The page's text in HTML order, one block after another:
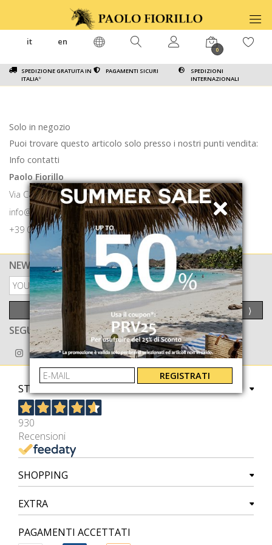
SPEDIZIONE GRATUITA IN
ITALIA*
PAGAMENTI SICURI
SPEDIZIONI
INTERNAZIONALI
it en
0
Solo in negozio
Puoi trovare questo articolo solo presso i nostri punti vendita:
Info contatti
Paolo Fiorillo
Via Calabritto 9 80121 Napoli
info@paolofiorillo.com
+39 081 1857 6024
NEWSLETTER
PRIVACY POLICY
INVIA ⟩
SEGUICI ANCHE SU
STORE
930
Recensioni
SHOPPING
EXTRA
PAGAMENTI ACCETTATI
REGISTRATI